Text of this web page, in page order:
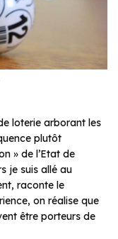
loterie arborant les
plutôt
» de l’Etat de
je suis allé au
raconte le
on réalise que
être porteurs de